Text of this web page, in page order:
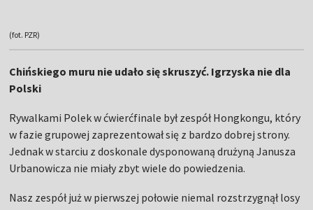
Urbanowicza nie miały zbyt wiele do powiedzenia.
Nasz zespół już w pierwszej połowie niemal rozstrzygnął losy
spotkania. Po przyłożeniach Natalii Pamięty, Ilony Zaiszliuk i
DruzgałyPolki prowadziły 19:0. I na tym nie poprzestały.
Po przerwie dorzuciły trzy kolejne przyłożenia, autorstwa
Pamięty, Zaiszliuk iMartyny Wardaszkii ostatecznie wygrały
turnieju.